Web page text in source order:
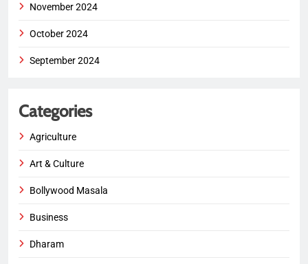
November 2024
October 2024
September 2024
Categories
Agriculture
Art & Culture
Bollywood Masala
Business
Dharam